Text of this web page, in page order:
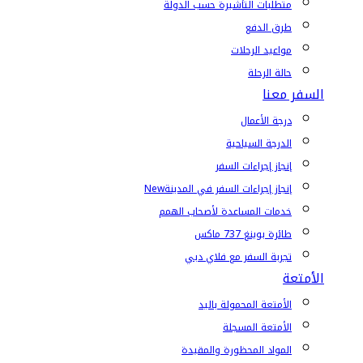
متطلبات التأشيرة حسب الدولة
طرق الدفع
مواعيد الرحلات
حالة الرحلة
السفر معنا
درجة الأعمال
الدرجة السياحية
إنجاز إجراءات السفر
إنجاز إجراءات السفر في المدينةNew
خدمات المساعدة لأصحاب الهمم
طائرة بوينغ 737 ماكس
تجربة السفر مع فلاي دبي
الأمتعة
الأمتعة المحمولة باليد
الأمتعة المسجلة
المواد المحظورة والمقيدة